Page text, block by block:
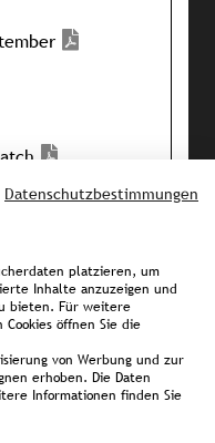
Datenschutzbestimmungen
platzieren, um
Inhalte anzuzeigen und
bieten. Für weitere
öffnen Sie die
von Werbung und zur
erhoben. Die Daten
Informationen finden Sie
BEI